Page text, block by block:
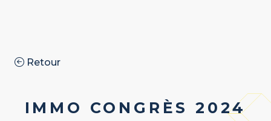
Retour
IMMO CONGRÈS 2024